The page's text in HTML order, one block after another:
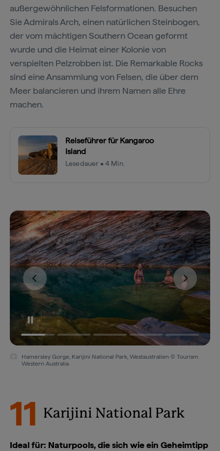
außergewöhnlichen Felsformationen. Besuchen
Sie Admirals Arch, einen natürlichen Steinbogen,
der vom mächtigen Southern Ocean geformt
wurde und die Heimat einer Kolonie von
verspielten Pelzrobben ist. Die Remarkable Rocks
sind eine Ansammlung von Felsen, die über dem
Meer balancieren und ihrem Namen alle Ehre
machen.
Reiseführer für Kangaroo
Island
Lesedauer • 4 Min.
Hamersley Gorge, Karijini National Park, Westaustralien © Tourism
Western Australia
11 Karijini National Park
Ideal für: Naturpools, die sich wie ein Geheimtipp